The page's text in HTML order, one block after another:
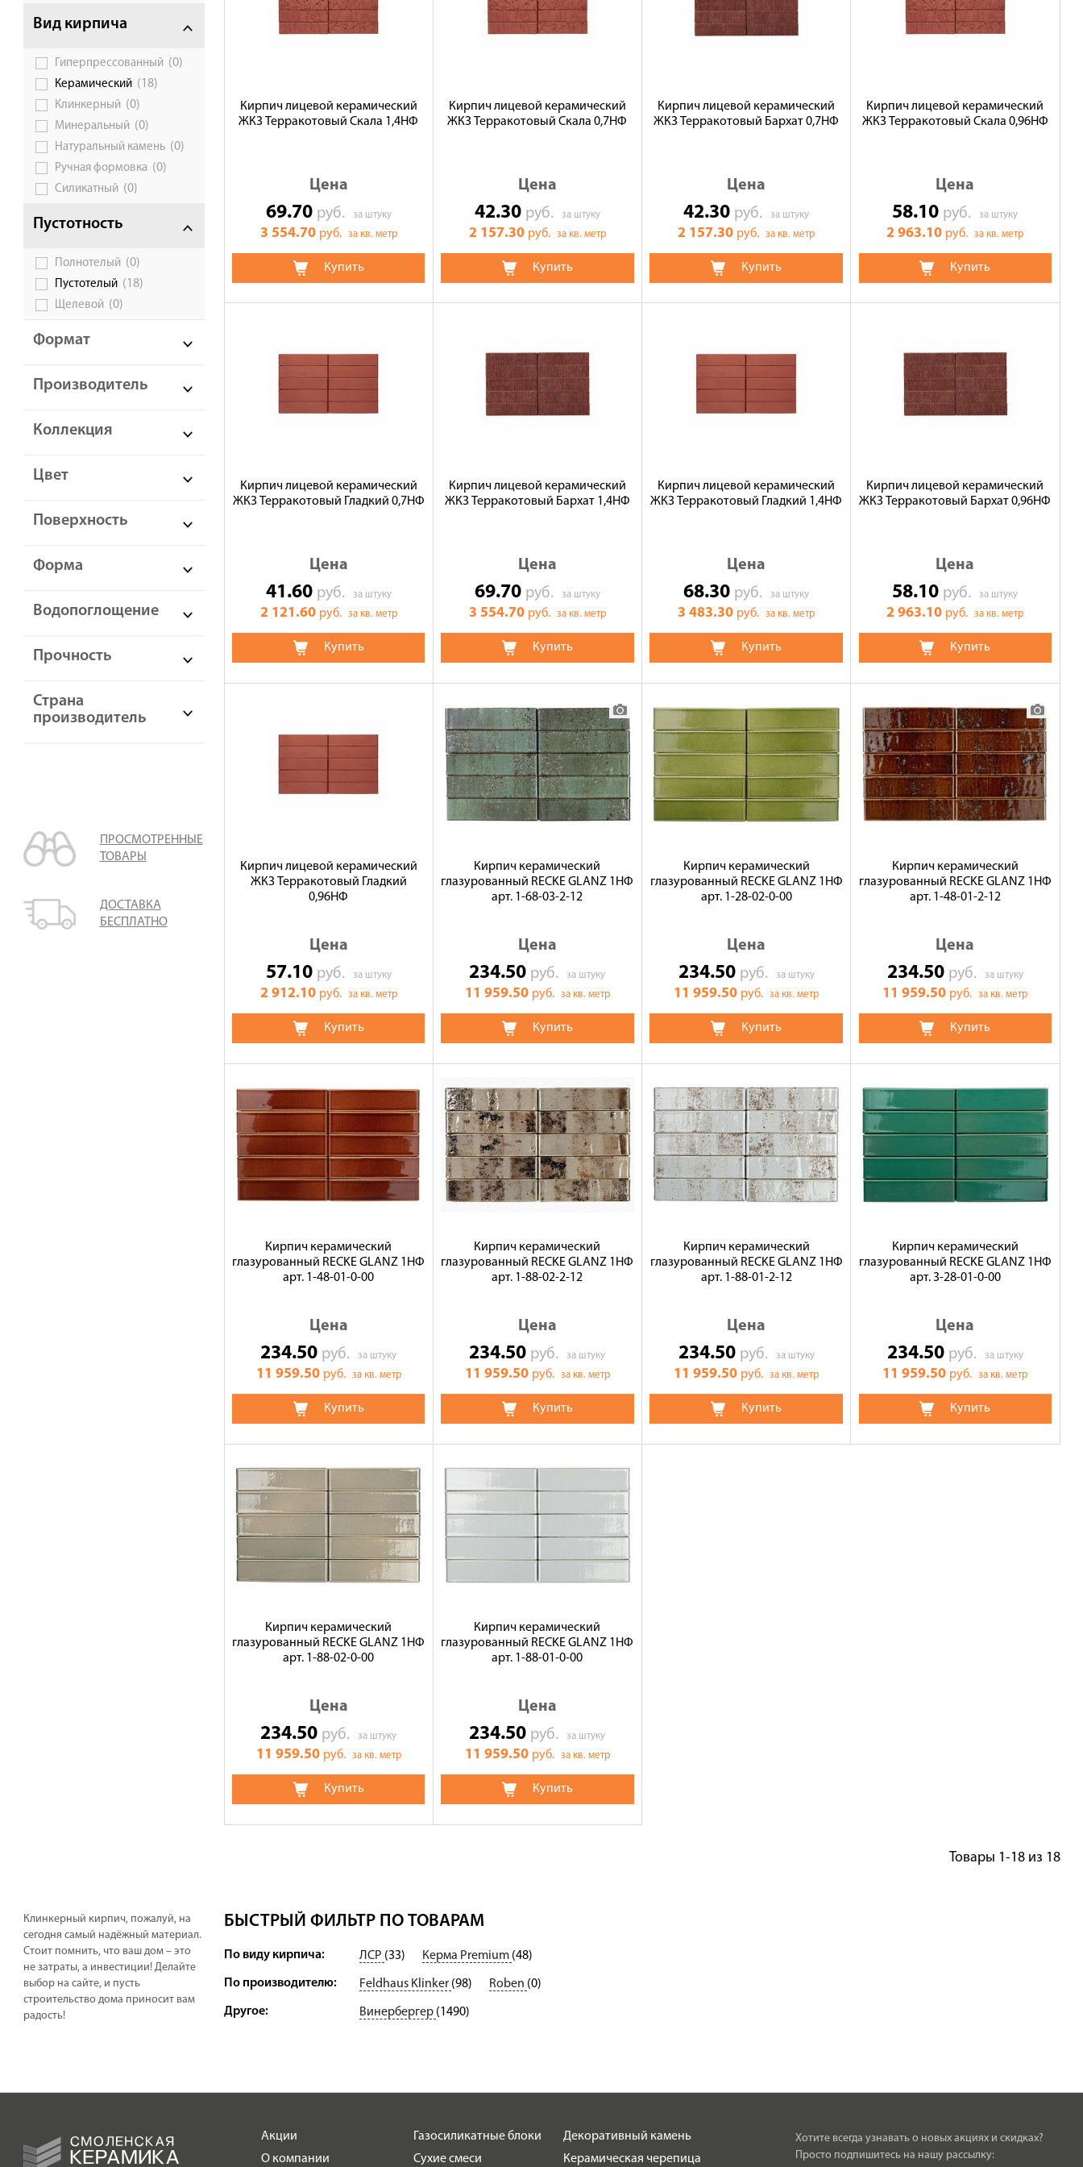
Галерея объектов
Контакты
Вид кирпича
Гиперпрессованный (0)
Керамический (18)
Клинкерный (0)
Минеральный (0)
Натуральный камень (0)
Ручная формовка (0)
Силикатный (0)
Пустотность
Полнотелый (0)
Пустотелый (18)
Щелевой (0)
Формат
Производитель
Коллекция
Цвет
Поверхность
Форма
Водопоглощение
Прочность
Страна
производитель
ПРОСМОТРЕННЫЕ
ТОВАРЫ
ДОСТАВКА
БЕСПЛАТНО
Кирпич лицевой керамический
ЖКЗ Терракотовый Скала 1,4НФ
Цена
69.70 руб. за штуку
3 554.70 руб. за кв. метр
Купить
Кирпич лицевой керамический
ЖКЗ Терракотовый Скала 0,7НФ
Цена
42.30 руб. за штуку
2 157.30 руб. за кв. метр
Купить
Кирпич лицевой керамический
ЖКЗ Терракотовый Бархат 0,7НФ
Цена
42.30 руб.за штуку
2 157.30 руб.за кв. метр
Купить
Кирпич лицевой керамический
ЖКЗ Терракотовый Скала 0,96НФ
Цена
58.10 руб.за штуку
2 963.10 руб.за кв. метр
Купить
Кирпич лицевой керамический
ЖКЗ Терракотовый Гладкий 0,7НФ
Цена
41.60 руб. за штуку
2 121.60 руб. за кв. метр
Купить
Кирпич лицевой керамический
ЖКЗ Терракотовый Бархат 1,4НФ
Цена
69.70 руб. за штуку
3 554.70 руб. за кв. метр
Купить
Кирпич лицевой керамический
ЖКЗ Терракотовый Гладкий 1,4НФ
Цена
68.30 руб.за штуку
3 483.30 руб.за кв. метр
Купить
Кирпич лицевой керамический
ЖКЗ Терракотовый Бархат 0,96НФ
Цена
58.10 руб.за штуку
2 963.10 руб.за кв. метр
Купить
Кирпич лицевой керамический
ЖКЗ Терракотовый Гладкий
0,96НФ
Цена
57.10 руб. за штуку
2 912.10 руб. за кв. метр
Купить
Кирпич керамический
глазурованный RECKE GLANZ 1НФ
арт. 1-68-03-2-12
Цена
234.50 руб.за штуку
11 959.50 руб. за кв. метр
Купить
Кирпич керамический
глазурованный RECKE GLANZ 1НФ
арт. 1-28-02-0-00
Цена
234.50 руб. за штуку
11 959.50 руб.за кв. метр
Купить
Кирпич керамический
глазурованный RECKE GLANZ 1НФ
арт. 1-48-01-2-12
Цена
234.50 руб. за штуку
11 959.50 руб.за кв. метр
Купить
Кирпич керамический
глазурованный RECKE GLANZ 1НФ
арт. 1-48-01-0-00
Цена
234.50 руб.за штуку
11 959.50 руб. за кв. метр
Купить
Кирпич керамический
глазурованный RECKE GLANZ 1НФ
арт. 1-88-02-2-12
Цена
234.50 руб.за штуку
11 959.50 руб. за кв. метр
Купить
Кирпич керамический
глазурованный RECKE GLANZ 1НФ
арт. 1-88-01-2-12
Цена
234.50 руб. за штуку
11 959.50 руб.за кв. метр
Купить
Кирпич керамический
глазурованный RECKE GLANZ 1НФ
арт. 3-28-01-0-00
Цена
234.50 руб. за штуку
11 959.50 руб.за кв. метр
Купить
Кирпич керамический
глазурованный RECKE GLANZ 1НФ
арт. 1-88-02-0-00
Цена
234.50 руб.за штуку
11 959.50 руб. за кв. метр
Купить
Кирпич керамический
глазурованный RECKE GLANZ 1НФ
арт. 1-88-01-0-00
Цена
234.50 руб.за штуку
11 959.50 руб. за кв. метр
Купить
Товары 1-18из 18
Клинкерный кирпич, пожалуй, на
сегодня самый надёжный материал.
Стоит помнить, что ваш дом – это
не затраты, а инвестиции! Делайте
выбор на сайте, и пусть
строительство дома приносит вам
радость!
БЫСТРЫЙ ФИЛЬТР ПО ТОВАРАМ
По виду кирпича: ЛСР (33) Керма Premium (48)
По производителю: Feldhaus Klinker (98) Roben (0)
Другое: Винербергер (1490)
Акции
О компании
Газосиликатные блоки
Сухие смеси
Декоративный камень
Керамическая черепица
Хотите всегда узнавать о новых акциях и скидках?
Просто подпишитесь на нашу рассылку: